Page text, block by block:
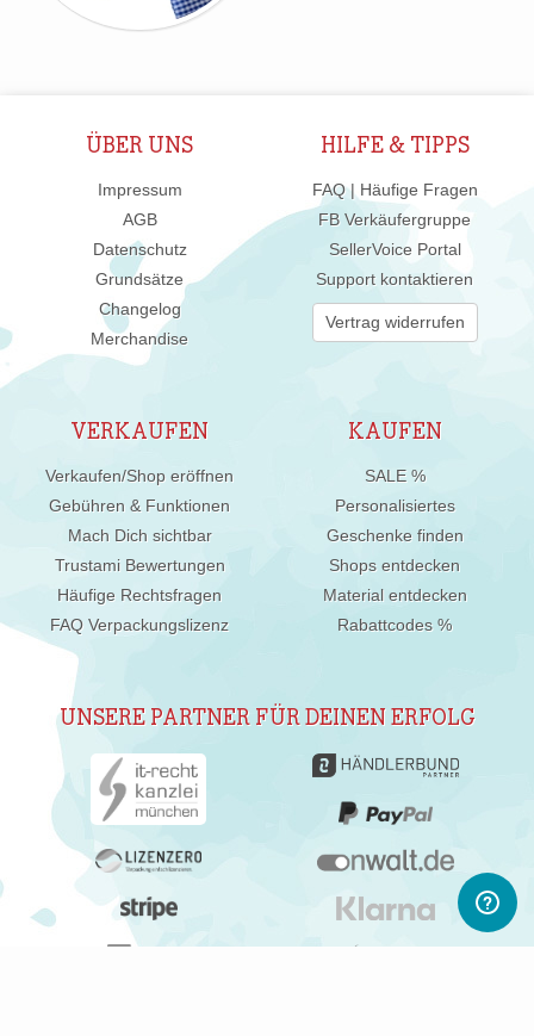
ÜBER UNS
Impressum
AGB
Datenschutz
Grundsätze
Changelog
Merchandise
HILFE & TIPPS
FAQ | Häufige Fragen
FB Verkäufergruppe
SellerVoice Portal
Support kontaktieren
Vertrag widerrufen
VERKAUFEN
Verkaufen/Shop eröffnen
Gebühren & Funktionen
Mach Dich sichtbar
Trustami Bewertungen
Häufige Rechtsfragen
FAQ Verpackungslizenz
KAUFEN
SALE %
Personalisiertes
Geschenke finden
Shops entdecken
Material entdecken
Rabattcodes %
UNSERE PARTNER FÜR DEINEN ERFOLG